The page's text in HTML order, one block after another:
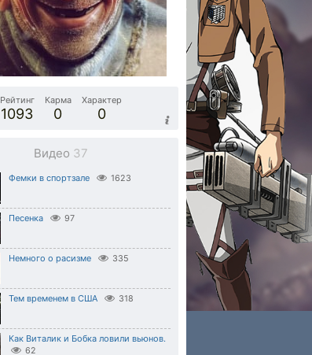
Рейтинг
1093
Карма
0
Характер
0
Видео 37
Фемки в спортзале 1623
Песенка 97
Немного о расизме 335
Тем временем в США 318
Как Виталик и Бобка ловили вьюнов.
62